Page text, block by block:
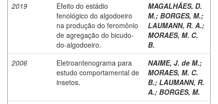
2019
Efeito do estádio
fenológico do algodoeiro
na produção do feromônio
de agregação do bicudo-
do-algodoeiro.
MAGALHÃES, D.
M.; BORGES, M.;
LAUMANN, R. A.;
MORAES, M. C.
B.
2006
Eletroantenograma para
estudo comportamental de
insetos.
NAIME, J. de M.;
MORAES, M. C.
B.; LAUMANN, R.
A.; BORGES, M.